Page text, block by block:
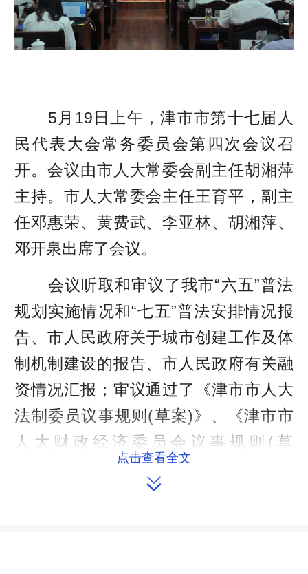
5月19日上午，津市市第十七届人
民代表大会常务委员会第四次会议召
开。会议由市人大常委会副主任胡湘萍
主持。市人大常委会主任王育平，副主
任邓惠荣、黄费武、李亚林、胡湘萍、
邓开泉出席了会议。
会议听取和审议了我市“六五”普法
规划实施情况和“七五”普法安排情况报
告、市人民政府关于城市创建工作及体
制机制建设的报告、市人民政府有关融
资情况汇报；审议通过了《津市市人大
法制委员议事规则(草案)》、《津市市
人大财政经济委员会议事规则(草
点击查看全文
